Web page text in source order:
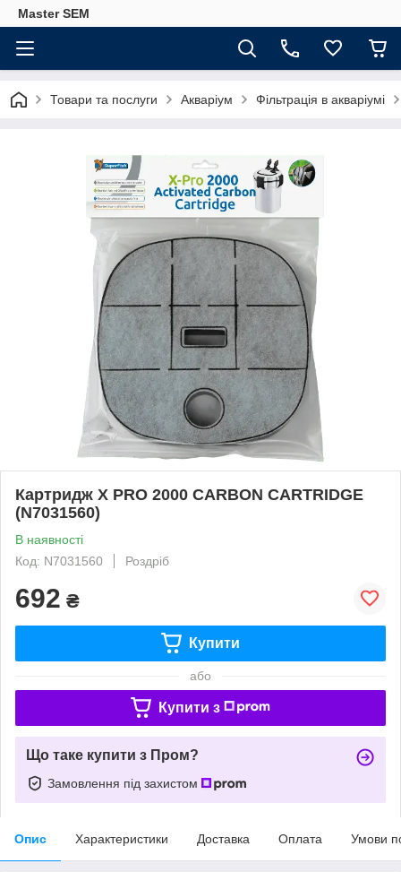
Master SEM
Товари та послуги Акваріум Фільтрація в акваріумі
Картридж X PRO 2000 CARBON CARTRIDGE
(N7031560)
В наявності
Код: N7031560
Роздріб
692 ₴
Купити
або
Купити з
Що таке купити з Пром?
Замовлення під захистом
Опис Характеристики Доставка Оплата Умови